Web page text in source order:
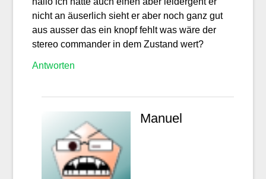
nicht an äuserlich sieht er aber noch ganz gut
aus ausser das ein knopf fehlt was wäre der
stereo commander in dem Zustand wert?
Antworten
Manuel